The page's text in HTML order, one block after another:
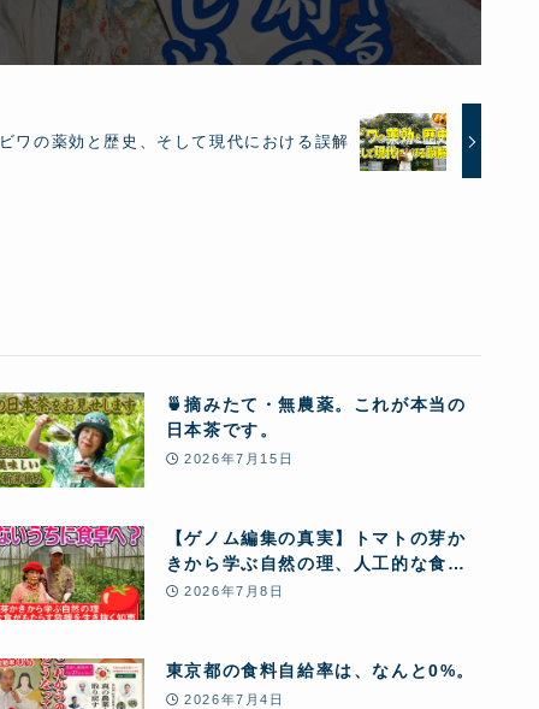
ビワの薬効と歴史、そして現代における誤解
🍵摘みたて・無農薬。これが本当の
日本茶です。
2026年7月15日
【ゲノム編集の真実】トマトの芽か
きから学ぶ自然の理、人工的な食が
もたらす危機を生き抜く知恵
2026年7月8日
東京都の食料自給率は、なんと0%。
2026年7月4日